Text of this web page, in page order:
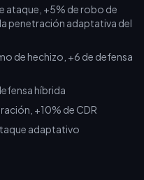
ataque, +5% de robo de
penetración adaptativa del
de hechizo, +6 de defensa
híbrida
+10% de CDR
adaptativo